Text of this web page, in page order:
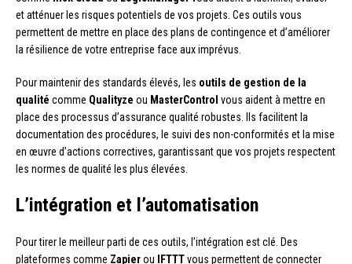
et atténuer les risques potentiels de vos projets. Ces outils vous
permettent de mettre en place des plans de contingence et d’améliorer
la résilience de votre entreprise face aux imprévus.
Pour maintenir des standards élevés, les outils de gestion de la
qualité comme Qualityze ou MasterControl vous aident à mettre en
place des processus d’assurance qualité robustes. Ils facilitent la
documentation des procédures, le suivi des non-conformités et la mise
en œuvre d’actions correctives, garantissant que vos projets respectent
les normes de qualité les plus élevées.
L’intégration et l’automatisation
Pour tirer le meilleur parti de ces outils, l’intégration est clé. Des
plateformes comme Zapierou IFTTTvous permettent de connecter